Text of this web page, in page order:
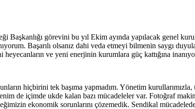
görevini bu yıl Ekim ayında yapılacak genel
Başarılı olsanız dahi veda etmeyi bilmenin saygı
ve yeni enerjinin kurumlara güç kattığına
hiçbirini tek başıma yapmadım. Yönetim
de içimde ukde kalan bazı mücadeleler var. Fotoğraf
ekonomik sorunlarını çözemedik. Sendikal